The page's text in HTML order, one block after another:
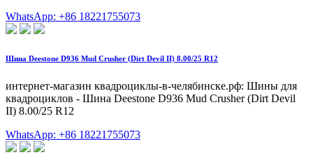
WhatsApp: +86 18221755073
Шина Deestone D936 Mud Crusher (Dirt Devil II) 8.00/25 R12
интернет-магазин квадроциклы-в-челябинске.рф: Шины для
квадроциклов - Шина Deestone D936 Mud Crusher (Dirt Devil
II) 8.00/25 R12
WhatsApp: +86 18221755073